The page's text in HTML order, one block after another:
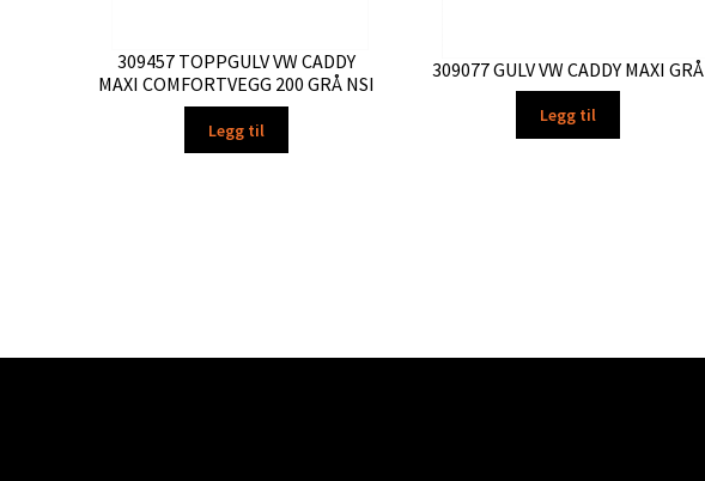
309457 TOPPGULV VW CADDY
MAXI COMFORTVEGG 200 GRÅ NSI
Legg til
309077 GULV VW CADDY MAXI GRÅ
Legg til